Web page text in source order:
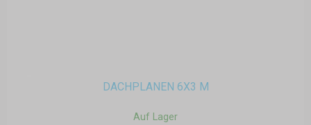
DACHPLANEN 6X3 M
Auf Lager